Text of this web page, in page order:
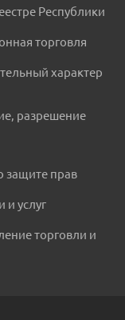
Республики
торговля
характер
разрешение
защите прав
и услуг
торговли и